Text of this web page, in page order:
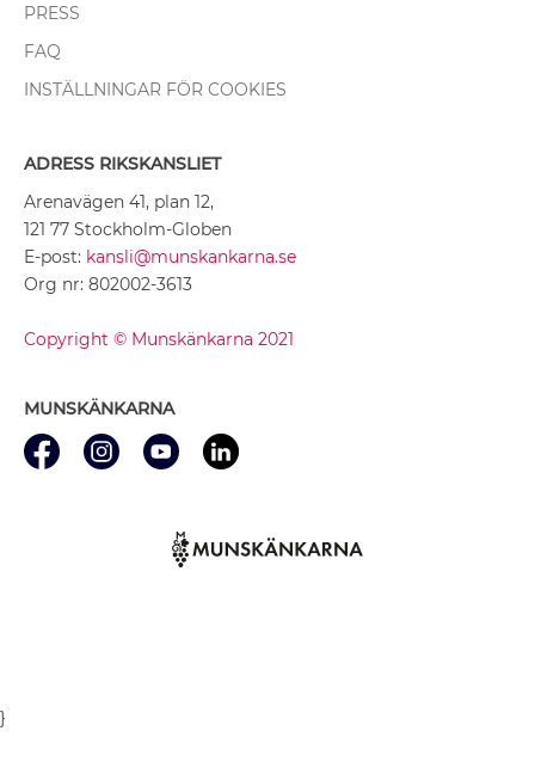
PRESS
FAQ
INSTÄLLNINGAR FÖR COOKIES
ADRESS RIKSKANSLIET
Arenavägen 41, plan 12,
121 77 Stockholm-Globen
E-post: kansli@munskankarna.se
Org nr: 802002-3613
Copyright © Munskänkarna 2021
MUNSKÄNKARNA
}